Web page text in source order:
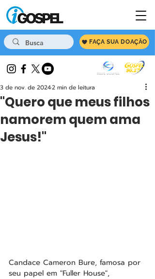
FAÇA SUA DOAÇÃO
"Quero que meus filhos
namorem quem ama
Jesus!"
3 de nov. de 20242 min de leitura
Candace Cameron Bure, famosa por
seu papel em "Fuller House",